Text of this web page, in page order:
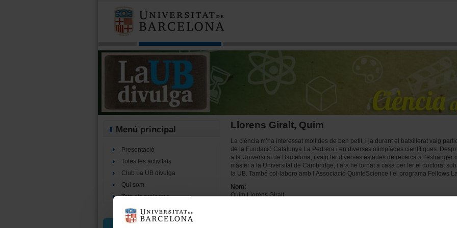
Menú principal
Presentació
Totes les activitats
Club La UB divulga
Qui som
Tots els projectes
Llorens Giralt, Quim
La ciència m’ha interessat molt des de ben petit, i ja durant el batxillerat vaig
de la Fundació Catalunya La Pedrera i en diverses olimpíades científiques.
a la Universitat de Barcelona, i vaig fer diverses estades de recerca a l’estranger
màster a la Universitat de Cambridge, i ara he tornat a casa per fer el doctorat
la UB. També col·laboro amb l’Associació QuinteScience i el programa Fellows
Nom:
Quim Llorens Giralt